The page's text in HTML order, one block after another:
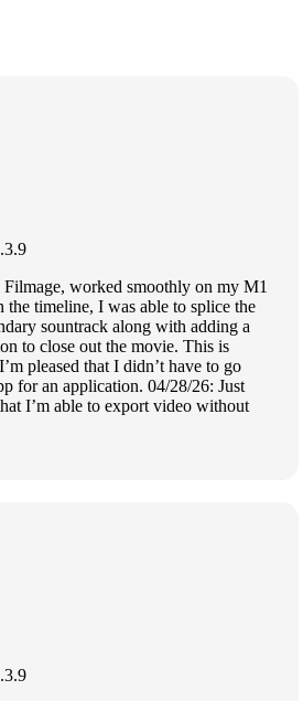
worked smoothly on my M1
timeline, I was able to splice the
sountrack along with adding a
to close out the movie. This is
pleased that I didn’t have to go
for an application. 04/28/26: Just
I’m able to export video without